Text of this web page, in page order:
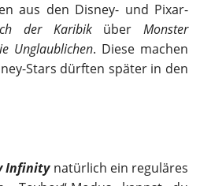
aus den Disney- und Pixar-
der KaribiküberMonster
Unglaublichen. Diese machen
Stars dürften später in den
Infinitynatürlich ein reguläres